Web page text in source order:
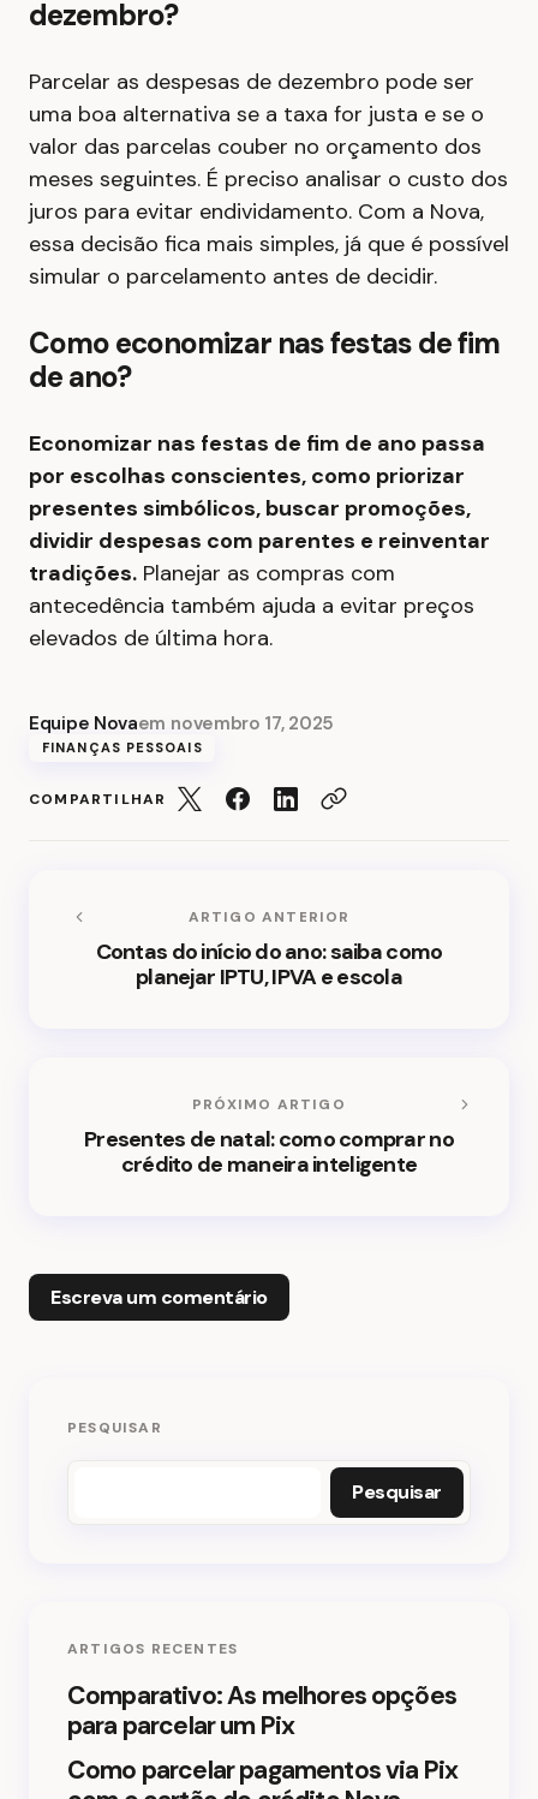
dezembro?
Parcelar as despesas de dezembro pode ser
uma boa alternativa se a taxa for justa e se o
valor das parcelas couber no orçamento dos
meses seguintes. É preciso analisar o custo dos
juros para evitar endividamento. Com a Nova,
essa decisão fica mais simples, já que é possível
simular o parcelamento antes de decidir.
Como economizar nas festas de fim
de ano?
Economizar nas festas de fim de ano passa
por escolhas conscientes, como priorizar
presentes simbólicos, buscar promoções,
dividir despesas com parentes e reinventar
tradições. Planejar as compras com
antecedência também ajuda a evitar preços
elevados de última hora.
Equipe Novaem novembro 17, 2025
FINANÇAS PESSOAIS
COMPARTILHAR
ARTIGO ANTERIOR
Contas do início do ano: saiba como
planejar IPTU, IPVA e escola
PRÓXIMO ARTIGO
Presentes de natal: como comprar no
crédito de maneira inteligente
Escreva um comentário
O seu endereço de e-mail não será publicado.
Seu comentário *
PESQUISAR
Pesquisar
ARTIGOS RECENTES
Comparativo: As melhores opções
para parcelar um Pix
Como parcelar pagamentos via Pix